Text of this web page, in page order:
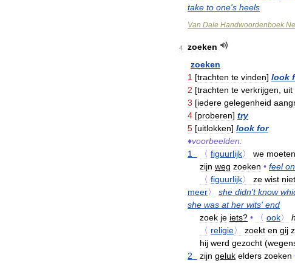
take to one's heels
Van Dale Handwoordenboek
4
zoeken
zoeken
1 [trachten te vinden] look
2 [trachten te verkrijgen uit
3 [iedere gelegenheid
4 [proberen] try
5 [uitlokken] look for
♦voorbeelden:
1
〈 figuurlijk〉 we moeten
zijn weg zoeken • feel
〈 figuurlijk〉 ze wist niet
meer〉 she didn't know
she was at her wits' end
zoek je iets? • 〈 ook〉
〈 religie〉 zoekt en gij
hij werd gezocht (
2
zijn geluk elders zoeken